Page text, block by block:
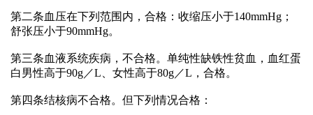
第二条血压在下列范围内，合格：收缩压小于140mmHg；
舒张压小于90mmHg。
第三条血液系统疾病，不合格。单纯性缺铁性贫血，血红蛋
白男性高于90g／L、女性高于80g／L，合格。
第四条结核病不合格。但下列情况合格：